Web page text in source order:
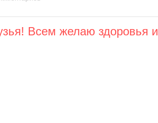
Всем желаю здоровья и